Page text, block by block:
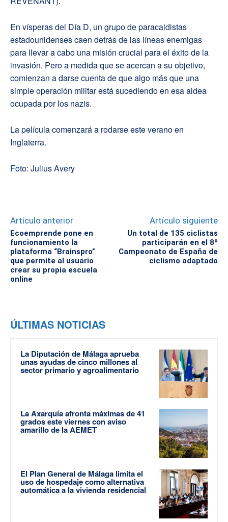
En vísperas del Día D, un grupo de paracaidistas
estadounidenses caen detrás de las líneas enemigas
para llevar a cabo una misión crucial para el éxito de la
invasión. Pero a medida que se acercan a su objetivo,
comienzan a darse cuenta de que algo más que una
simple operación militar está sucediendo en esa aldea
ocupada por los nazis.
La película comenzará a rodarse este verano en
Inglaterra.
Foto: Julius Avery
Artículo anterior
Ecoemprende pone en
funcionamiento la
plataforma “Brainspro”
que permite al usuario
crear su propia escuela
online
Artículo siguiente
Un total de 135 ciclistas
participarán en el 8º
Campeonato de España de
ciclismo adaptado
ÚLTIMAS NOTICIAS
La Diputación de Málaga aprueba
unas ayudas de cinco millones al
sector primario y agroalimentario
La Axarquía afronta máximas de 41
grados este viernes con aviso
amarillo de la AEMET
El Plan General de Málaga limita el
uso de hospedaje como alternativa
automática a la vivienda residencial